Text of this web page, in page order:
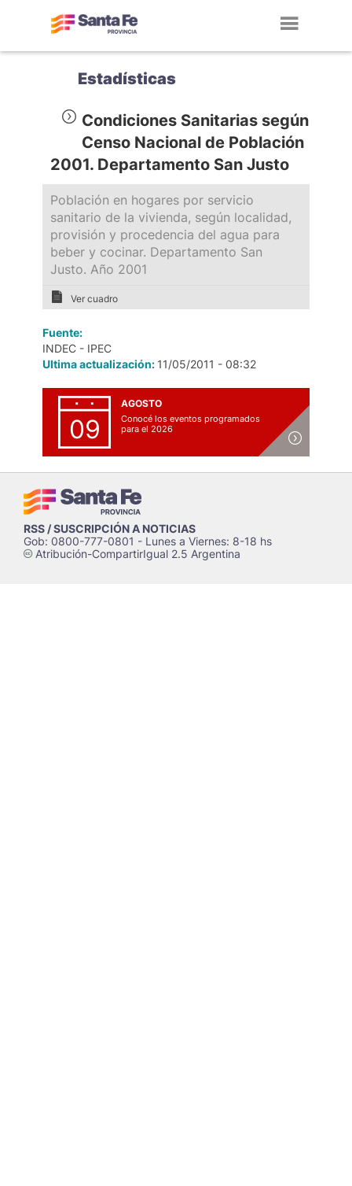
Estadísticas
Condiciones Sanitarias según
Censo Nacional de Población
2001. Departamento San Justo
Población en hogares por servicio
sanitario de la vivienda, según localidad,
provisión y procedencia del agua para
beber y cocinar. Departamento San
Justo. Año 2001
Ver cuadro
Fuente:
INDEC - IPEC
Ultima actualización: 11/05/2011 - 08:32
09
AGOSTO
Conocé los eventos programados
para el 2026
RSS / SUSCRIPCIÓN A NOTICIAS
Gob: 0800-777-0801 - Lunes a Viernes: 8-18 hs
cAtribución-CompartirIgual 2.5 Argentina